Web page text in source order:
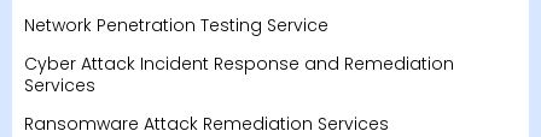
Network Penetration Testing Service
Cyber Attack Incident Response and Remediation
Services
Ransomware Attack Remediation Services